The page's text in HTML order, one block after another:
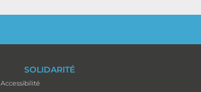
SOLIDARITÉ
Accessibilité